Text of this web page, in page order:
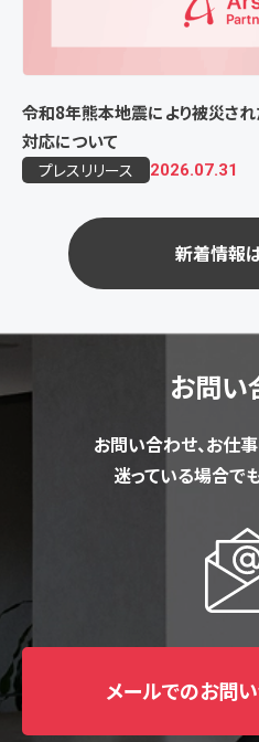
令和8年熊本地震により被災さ
対応について
プレスリリース 2026.07.31
新着情報
お問い
お問い合わせ、お仕
迷っている場合で
メールでのお問